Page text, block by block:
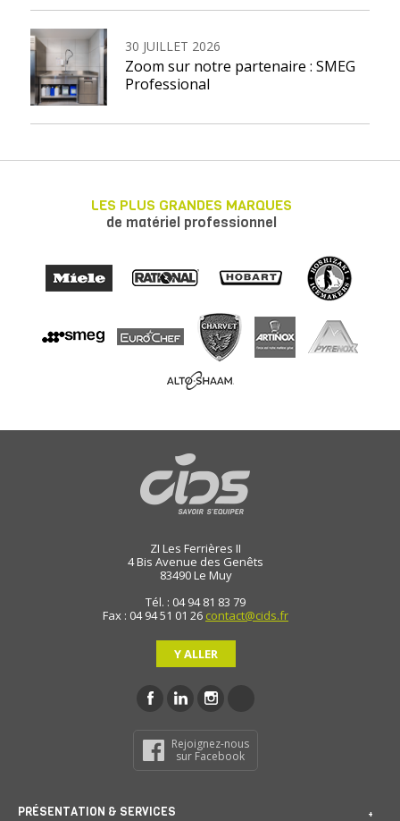
30 JUILLET 2026
Zoom sur notre partenaire : SMEG
Professional
LES PLUS GRANDES MARQUES
de matériel professionnel
ZI Les Ferrières II
4 Bis Avenue des Genêts
83490Le Muy
Tél. : 04 94 81 83 79
Fax : 04 94 51 01 26 contact@cids.fr
Y ALLER
Rejoignez-nous
sur Facebook
PRÉSENTATION & SERVICES